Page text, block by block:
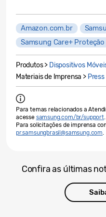
Amazon.com.br
Samsung Care+
Produtos > Dispositivos
Materiais de Imprensa >
Para temas relacionados a
acesse samsung.com/br/support.
Para solicitações de imprensa
pr.samsungbrasil@samsung.com.
Confira as últimas